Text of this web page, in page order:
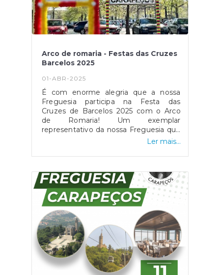
Arco de romaria - Festas das Cruzes
Barcelos 2025
01-ABR-2025
É com enorme alegria que a nossa
Freguesia participa na Festa das
Cruzes de Barcelos 2025 com o Arco
de Romaria! Um exemplar
representativo da nossa Freguesia que
muito nos deixa honrados.
Solidário pelo contributo.
Ler mais...